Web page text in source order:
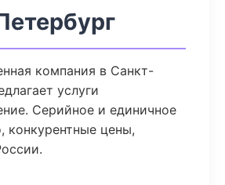
компания в Санкт-
услуги
Серийное и единичное
конкурентные цены,